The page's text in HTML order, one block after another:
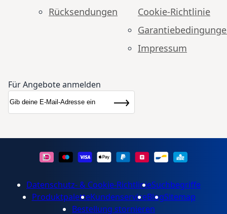
Rücksendungen
Cookie-Richtlinie
Impressum
Für Angebote anmelden
Newsletter
Abonnieren
Datenschutz- & Cookie-RichtlinieSuchbegriffe
ProduktpaletteKundenserviceBlogSitemap
Bestellung stornieren